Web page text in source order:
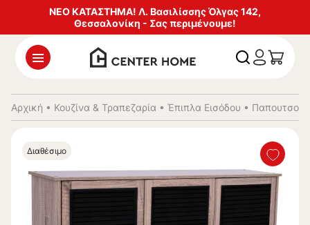
ΝΕΟ ΚΑΤΑΣΤΗΜΑ! Λ. Βασιλίσσης Όλγας 142,
Θεσσαλονίκη - Σας περιμένουμε!
Αρχική • Κουζίνα & Τραπεζαρία • Έπιπλα Εισόδου •
Διαθέσιμο